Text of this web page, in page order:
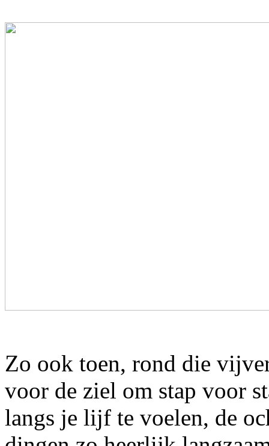
Zo ook toen, rond die
voor de ziel om stap voor
langs je lijf te voelen, de